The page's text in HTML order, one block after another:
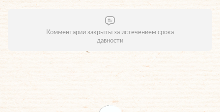
Комментарии закрыты за истечением срока
давности